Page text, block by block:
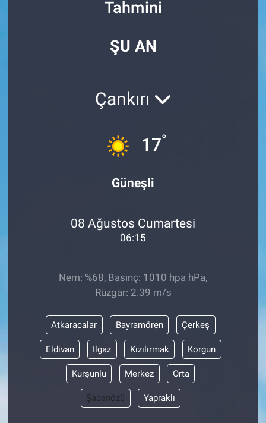
Tahmini
ŞU AN
Çankırı
17°
Güneşli
08 Ağustos Cumartesi
06:15
Nem: %68, Basınç: 1010 hpa hPa,
Rüzgar: 2.39 m/s
Atkaracalar Bayramören Çerkeş
Eldivan Ilgaz Kızılırmak Korgun
Kurşunlu Merkez Orta
Şabanözü Yapraklı